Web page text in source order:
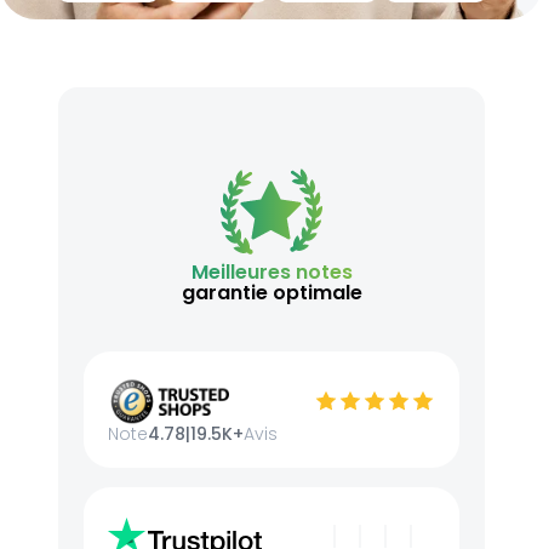
Meilleures notes
garantie optimale
Note4.78|19.5K+Avis